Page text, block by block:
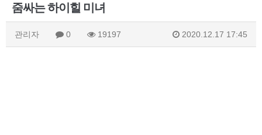
줌싸는 하이힐 미녀
관리자 0 19197 2020.12.17 17:45